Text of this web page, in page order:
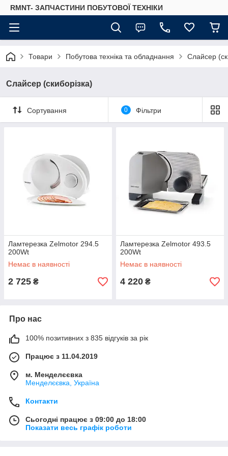
RMNT- ЗАПЧАСТИНИ ПОБУТОВОЇ ТЕХНІКИ
Товари Побутова техніка та обладнання Слайсер
Слайсер (скиборізка)
Сортування 0 Фільтри
Ламтерезка Zelmotor 294.5
200Wt
Немає в наявності
2 725 ₴
Ламтерезка Zelmotor 493.5
200Wt
Немає в наявності
4 220 ₴
Про нас
100% позитивних з 835 відгуків за рік
Працює з 11.04.2019
м. Менделєєвка
Менделєєвка, Україна
Контакти
Сьогодні працює з 09:00 до 18:00
Показати весь графік роботи